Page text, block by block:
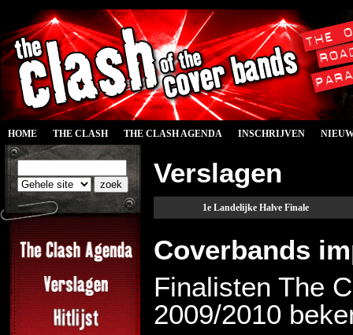
HOME THE CLASH THE CLASH AGENDA INSCHRIJVEN
Verslagen
1e Landelijke Halve Finale
Coverbands
Finalisten The
2009/2010